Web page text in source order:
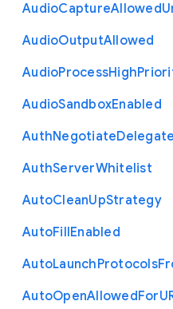
AudioCaptureAllowed
AudioOutputAllowed
AudioProcessHigh
AudioSandboxEnabled
AuthNegotiate
AuthServerWhitelist
AutoCleanUpStrategy
AutoFillEnabled
AutoLaunchProtocols
AutoOpenAllowedForU